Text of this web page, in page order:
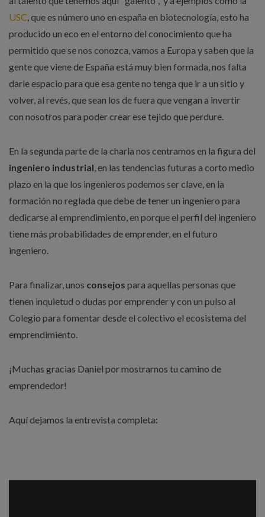
USC , que es número uno en españa en biotecnología, esto ha
producido un eco en el entorno del conocimiento que ha
permitido que se nos conozca, vamos a Europa y saben que la
gente que viene de España está muy bien formada, nos falta
darle espacio para que esa gente no tenga que ir a un sitio y
volver, al revés, que sean los de fuera que vengan a invertir
con nosotros para poder crear ese tejido que perdure.
En la segunda parte de la charla nos centramos en la figura del
ingeniero industrial , en las tendencias futuras a corto medio
plazo en la que los ingenieros podemos ser clave, en la
formación no reglada que debe de tener un ingeniero para
dedicarse al emprendimiento, en porque el perfil del ingeniero
tiene más probabilidades de emprender, en el futuro
ingeniero.
Para finalizar, unos consejos para aquellas personas que
tienen inquietud o dudas por emprender y con un pulso al
Colegio para fomentar desde el colectivo el ecosistema del
emprendimiento.
¡Muchas gracias Daniel por mostrarnos tu camino de
emprendedor!
Aquí dejamos la entrevista completa: